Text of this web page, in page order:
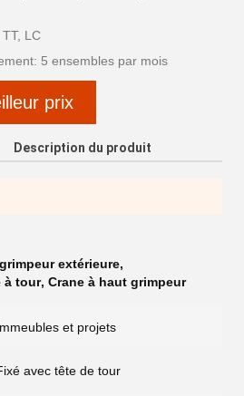
LC
5 ensembles par mois
prix
Description du produit
extérieure,
à tour, Crane à haut grimpeur
et projets
avec tête de tour